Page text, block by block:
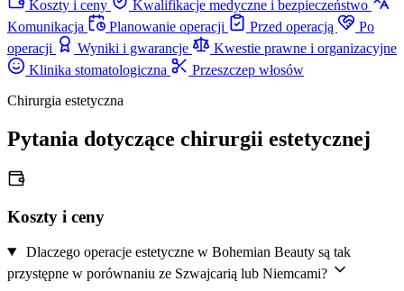
Koszty i ceny
Kwalifikacje medyczne i bezpieczeństwo
Komunikacja
Planowanie operacji Przed operacją
Po
operacji
Wyniki i gwarancje
Kwestie prawne i organizacyjne
Klinika stomatologiczna
Przeszczep włosów
Chirurgia estetyczna
Pytania dotyczące chirurgii estetycznej
Koszty i ceny
Dlaczego operacje estetyczne w Bohemian Beauty są tak
przystępne w porównaniu ze Szwajcarią lub Niemcami?